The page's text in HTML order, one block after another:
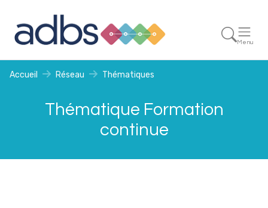
Menu
Accueil Réseau Thématiques
Thématique Formation
continue